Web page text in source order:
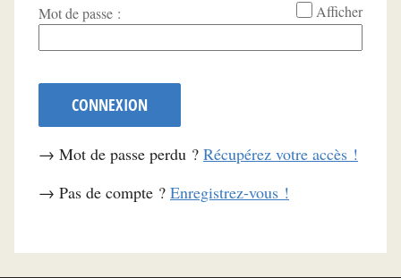
Mot de passe : Afficher
CONNEXION
→ Mot de passe perdu ? Récupérez votre accès !
→ Pas de compte ? Enregistrez-vous !